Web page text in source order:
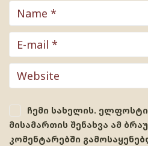
ჩემი სახელის.
მისამართის შენახვა ამ
კომენტარებში